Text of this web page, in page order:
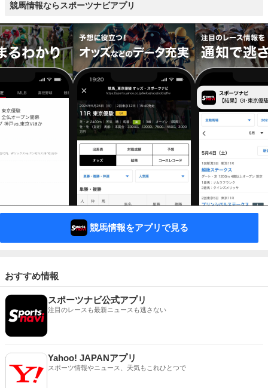
競馬情報ならスポーツナビアプリ
競馬情報をアプリで見る
おすすめ情報
スポーツナビ公式アプリ
注目のレースも最新ニュースも逃さない
Yahoo! JAPANアプリ
スポーツ情報やニュース、天気もこれひとつで